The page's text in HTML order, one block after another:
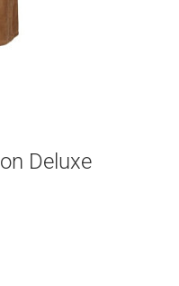
Deluxe